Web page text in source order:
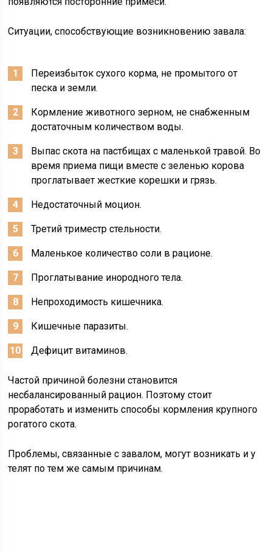
Ситуации, способствующие возникновению завала:
Переизбыток сухого корма, не промытого от
песка и земли.
Кормление животного зерном, не снабженным
достаточным количеством воды.
Выпас скота на пастбищах с маленькой травой. Во
время приема пищи вместе с зеленью корова
проглатывает жесткие корешки и грязь.
Недостаточный моцион.
Третий триместр стельности.
Маленькое количество соли в рационе.
Проглатывание инородного тела.
Непроходимость кишечника.
Кишечные паразиты.
Дефицит витаминов.
Частой причиной болезни становится
несбалансированный рацион. Поэтому стоит
проработать и изменить способы кормления крупного
рогатого скота.
Проблемы, связанные с завалом, могут возникать и у
телят по тем же самым причинам.